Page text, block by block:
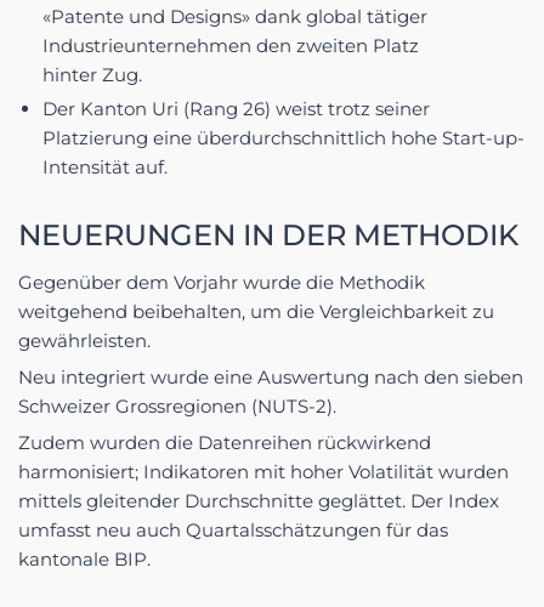
«Patente und Designs» dank global tätiger
Industrieunternehmen den zweiten Platz
hinter Zug.
Der Kanton Uri (Rang 26) weist trotz seiner
Platzierung eine überdurchschnittlich hohe Start-up-
Intensität auf.
NEUERUNGEN IN DER METHODIK
Gegenüber dem Vorjahr wurde die Methodik
weitgehend beibehalten, um die Vergleichbarkeit zu
gewährleisten.
Neu integriert wurde eine Auswertung nach den sieben
Schweizer Grossregionen (NUTS-2).
Zudem wurden die Datenreihen rückwirkend
harmonisiert; Indikatoren mit hoher Volatilität wurden
mittels gleitender Durchschnitte geglättet. Der Index
umfasst neu auch Quartalsschätzungen für das
kantonale BIP.